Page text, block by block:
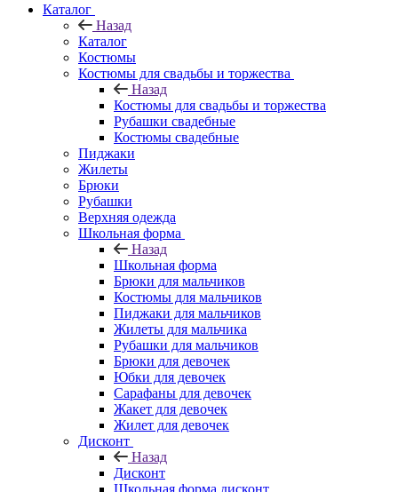
Каталог
Назад
Каталог
Костюмы
Костюмы для свадьбы и торжества
Назад
Костюмы для свадьбы и торжества
Рубашки свадебные
Костюмы свадебные
Пиджаки
Жилеты
Брюки
Рубашки
Верхняя одежда
Школьная форма
Назад
Школьная форма
Брюки для мальчиков
Костюмы для мальчиков
Пиджаки для мальчиков
Жилеты для мальчика
Рубашки для мальчиков
Брюки для девочек
Юбки для девочек
Сарафаны для девочек
Жакет для девочек
Жилет для девочек
Дисконт
Назад
Дисконт
Школьная форма дисконт